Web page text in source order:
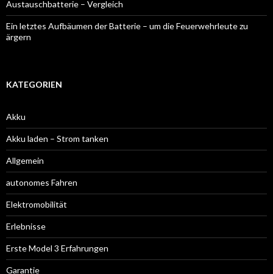
Austauschbatterie – Vergleich
Ein letztes Aufbäumen der Batterie – um die Feuerwehrleute zu
ärgern
KATEGORIEN
Akku
Akku laden – Strom tanken
Allgemein
autonomes Fahren
Elektromobilität
Erlebnisse
Erste Model 3 Erfahrungen
Garantie